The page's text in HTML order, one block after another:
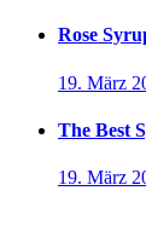
Rose
19. März
The Best
19. März